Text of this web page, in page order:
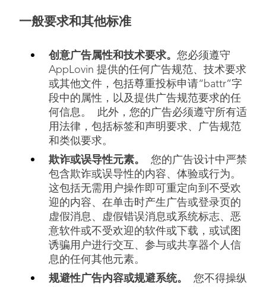
一般要求和其他标准
创意广告属性和技术要求。 您必须遵守
AppLovin 提供的任何广告规范、技术要求
或其他文件，包括尊重投标申请“battr”字
段中的属性，以及提供广告规范要求的任
何信息。 此外，您的广告必须遵守所有适
用法律，包括标签和声明要求、广告规范
和类似要求。
欺诈或误导性元素。
您的广告设计中严禁
包含欺诈或误导性的内容、体验或行为。
这包括无需用户操作即可重定向到不受欢
迎的内容、在单击时产生广告或登录页的
虚假消息、虚假错误消息或系统标志、恶
意软件或不受欢迎的软件或下载，或试图
诱骗用户进行交互、参与或共享器个人信
息的任何其他元素。
规避性广告内容或规避系统。
您不得操纵